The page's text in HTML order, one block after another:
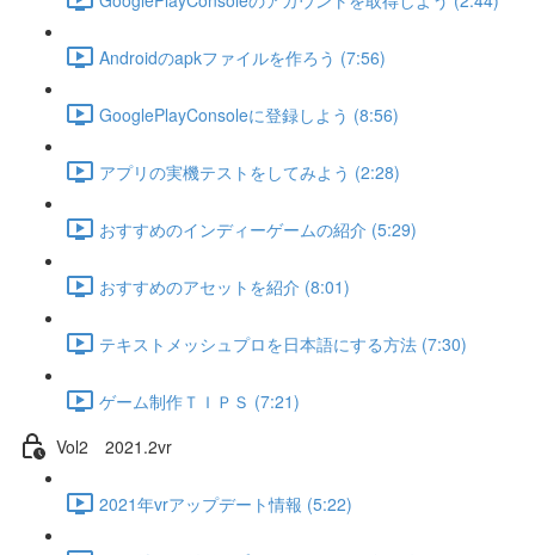
Androidのapkファイルを作ろう (7:56)
GooglePlayConsoleに登録しよう (8:56)
アプリの実機テストをしてみよう (2:28)
おすすめのインディーゲームの紹介 (5:29)
おすすめのアセットを紹介 (8:01)
テキストメッシュプロを日本語にする方法 (7:30)
ゲーム制作ＴＩＰＳ (7:21)
Vol2 2021.2vr
2021年vrアップデート情報 (5:22)